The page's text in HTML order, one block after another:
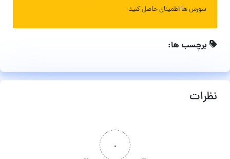
سورس ها اطمینان حاصل کنید
برچسب ها:
نظرات
۰